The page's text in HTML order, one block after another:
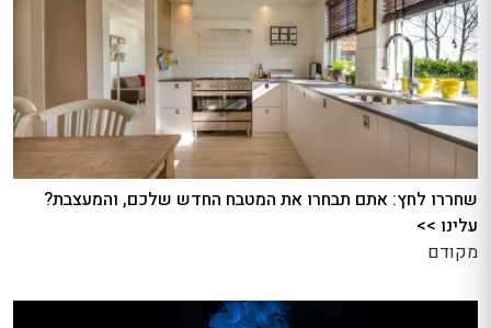
שחררו לחץ: אתם תבחרו את המטבח החדש שלכם, והמעצבת?
עלינו >>
מקודם